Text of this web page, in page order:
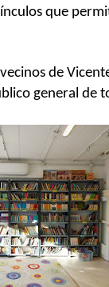
que
de
general de